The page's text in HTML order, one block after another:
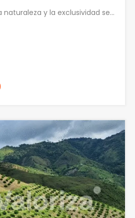
naturaleza y la exclusividad se…